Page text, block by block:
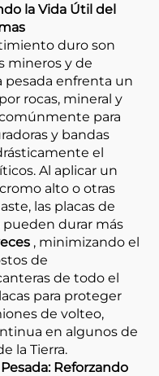
la Vida Útil del
duro son
mineros y de
pesada enfrenta un
rocas, mineral y
para
y bandas
el
Al aplicar un
alto o otras
las placas de
durar más
​, minimizando el
de
de todo el
para proteger
de volteo,
en algunos de
la Tierra.
Reforzando